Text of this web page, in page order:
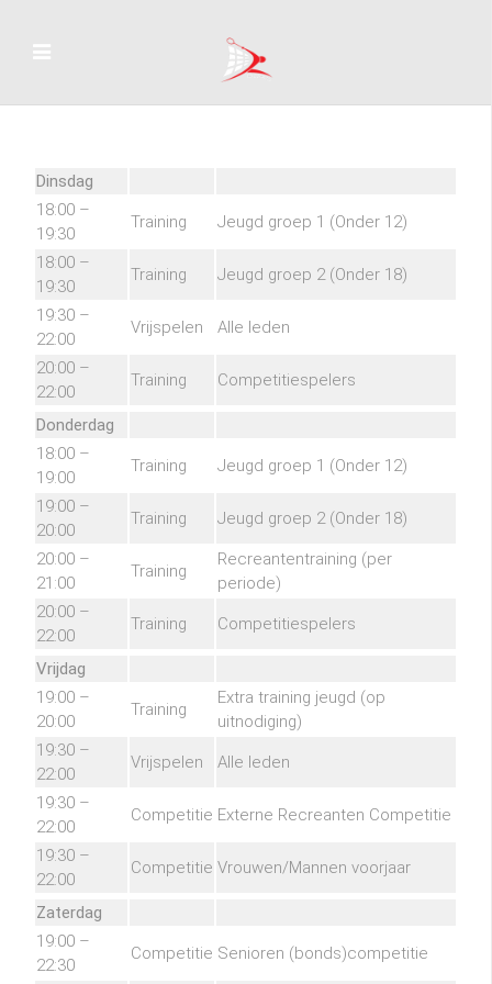
Dinsdag
18:00 –
19:30
Training Jeugd groep 1 (Onder 12)
18:00 –
19:30
Training Jeugd groep 2 (Onder 18)
19:30 –
22:00
Vrijspelen Alle leden
20:00 –
22:00
Training Competitiespelers
Donderdag
18:00 –
19:00
Training Jeugd groep 1 (Onder 12)
19:00 –
20:00
Training Jeugd groep 2 (Onder 18)
20:00 –
21:00
Training
Recreantentraining (per
periode)
20:00 –
22:00
Training Competitiespelers
Vrijdag
19:00 –
20:00
Training
Extra training jeugd (op
uitnodiging)
19:30 –
22:00
Vrijspelen Alle leden
19:30 –
22:00
Competitie Externe Recreanten Competitie
19:30 –
22:00
Competitie Vrouwen/Mannen voorjaar
Zaterdag
19:00 –
22:30
Competitie Senioren (bonds)competitie